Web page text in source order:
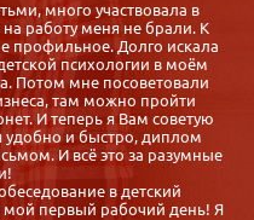
Для меня оказалось
педагога-психолога, а во
субботы воскресенья! Где
которой через полгода
Случайно нашла
сравнила с другими
выбрала именно iab.ru,
отличается
Спасибо. Диплом получила
после сдачи